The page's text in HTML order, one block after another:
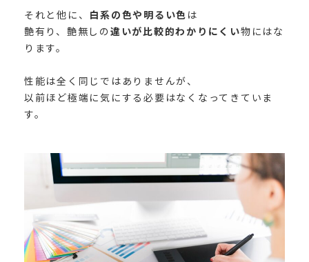
それと他に、 白系の色や明るい色 は
艶有り、艶無しの違いが比較的わかりにくい物にはな
ります。
性能は全く同じではありませんが、
以前ほど極端に気にする必要はなくなってきていま
す。